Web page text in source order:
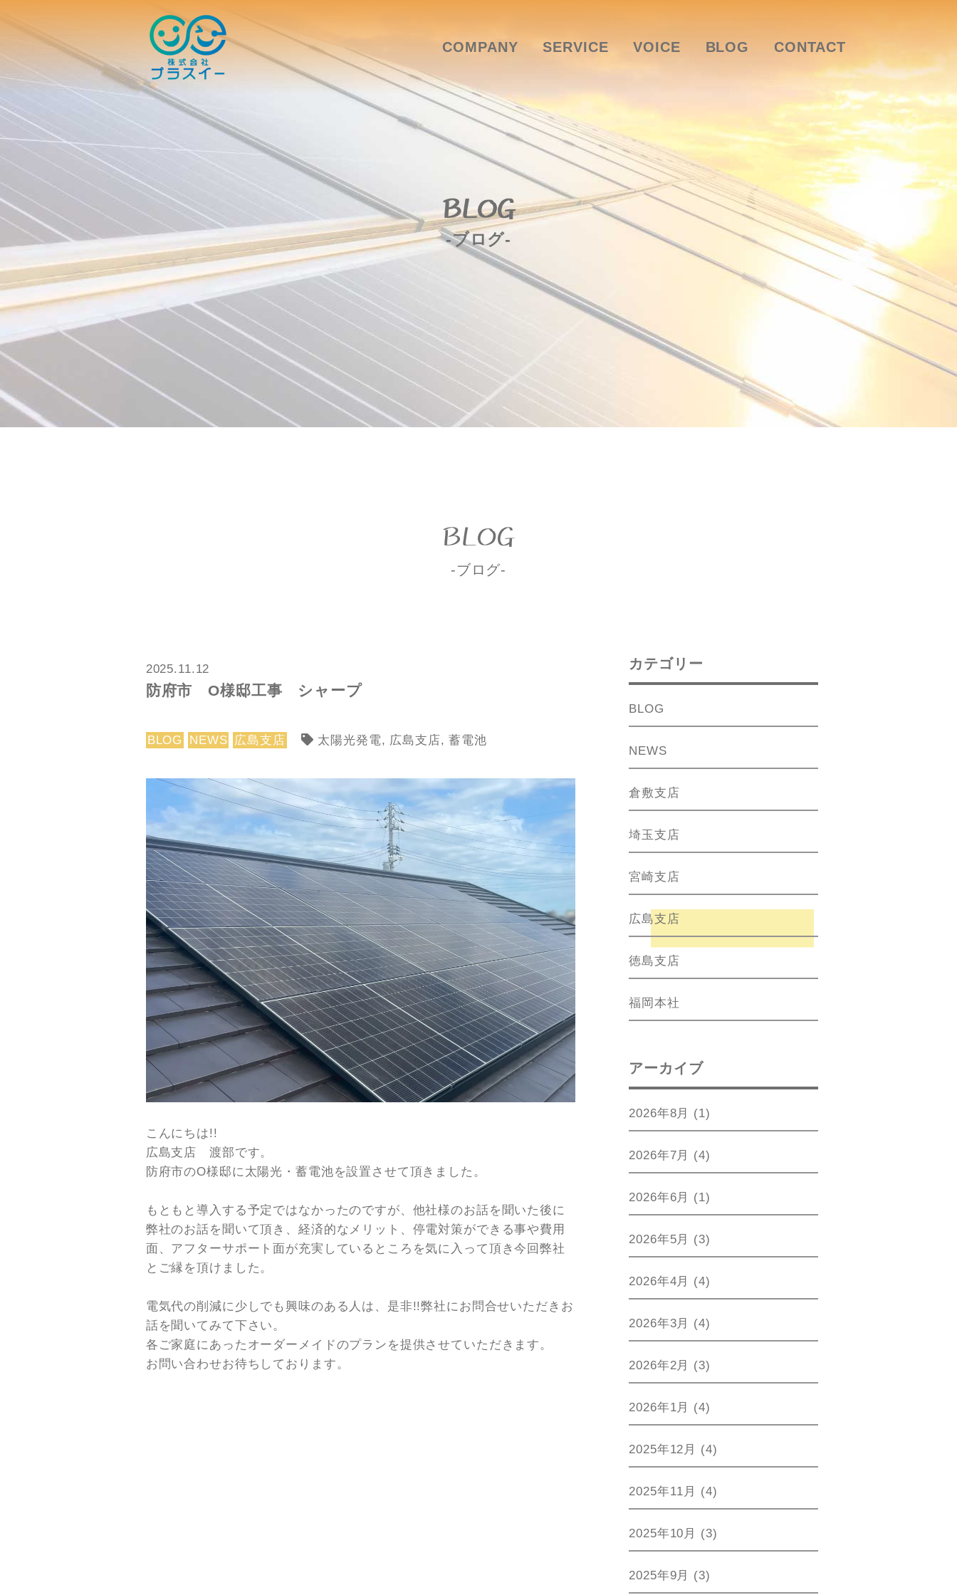
COMPANY SERVICE VOICE BLOG CONTACT
BLOG
-ブログ-
BLOG
-ブログ-
2025.11.12
防府市 O様邸工事 シャープ
BLOG NEWS 広島支店 太陽光発電, 広島支店,蓄電池
こんにちは!!
広島支店 渡部です。
防府市のO様邸に太陽光・蓄電池を設置させて頂きました。
もともと導入する予定ではなかったのですが、他社様のお話を聞いた後に
弊社のお話を聞いて頂き、経済的なメリット、停電対策ができる事や費用
面、アフターサポート面が充実しているところを気に入って頂き今回弊社
とご縁を頂けました。
電気代の削減に少しでも興味のある人は、是非!!弊社にお問合せいただきお
話を聞いてみて下さい。
各ご家庭にあったオーダーメイドのプランを提供させていただきます。
お問い合わせお待ちしております。
カテゴリー
BLOG
NEWS
倉敷支店
埼玉支店
宮崎支店
広島支店
徳島支店
福岡本社
アーカイブ
2026年8月 (1)
2026年7月 (4)
2026年6月 (1)
2026年5月 (3)
2026年4月 (4)
2026年3月 (4)
2026年2月 (3)
2026年1月 (4)
2025年12月 (4)
2025年11月 (4)
2025年10月 (3)
2025年9月 (3)